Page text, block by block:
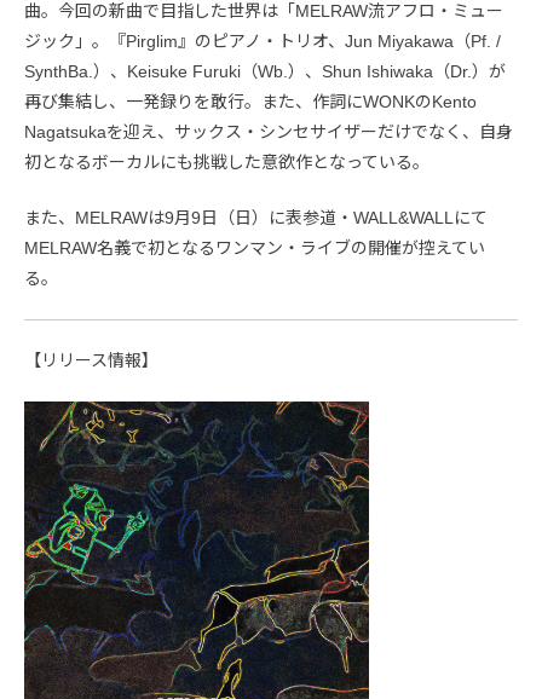
曲。今回の新曲で目指した世界は「MELRAW流アフロ・ミュー
ジック」。『Pirglim』のピアノ・トリオ、Jun Miyakawa（Pf. /
SynthBa.）、Keisuke Furuki（Wb.）、Shun Ishiwaka（Dr.）が
再び集結し、一発録りを敢行。また、作詞にWONKのKento
Nagatsukaを迎え、サックス・シンセサイザーだけでなく、自身
初となるボーカルにも挑戦した意欲作となっている。​​
​​また、MELRAWは9月9日（日）に表参道・WALL&WALLにて
MELRAW名義で初となるワンマン・ライブの開催が控えてい
る。
【リリース情報】